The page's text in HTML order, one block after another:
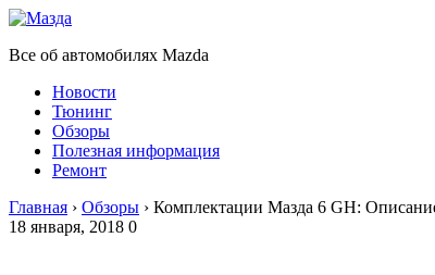
Все об автомобилях Mazda
Новости
Тюнинг
Обзоры
Полезная информация
Ремонт
Главная › Обзоры › Комплектации Мазда 6 GH:
18 января, 2018 0